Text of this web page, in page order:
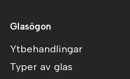
Glasögon
Ytbehandlingar
Typer av glas